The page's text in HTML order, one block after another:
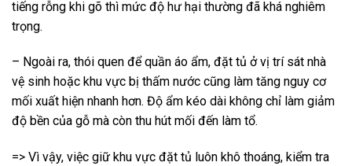
tiếng rỗng khi gõ thì mức độ hư hại thường đã khá nghiêm
trọng.
– Ngoài ra, thói quen để quần áo ẩm, đặt tủ ở vị trí sát nhà
vệ sinh hoặc khu vực bị thấm nước cũng làm tăng nguy cơ
mối xuất hiện nhanh hơn. Độ ẩm kéo dài không chỉ làm giảm
độ bền của gỗ mà còn thu hút mối đến làm tổ.
=> Vì vậy, việc giữ khu vực đặt tủ luôn khô thoáng, kiểm tra